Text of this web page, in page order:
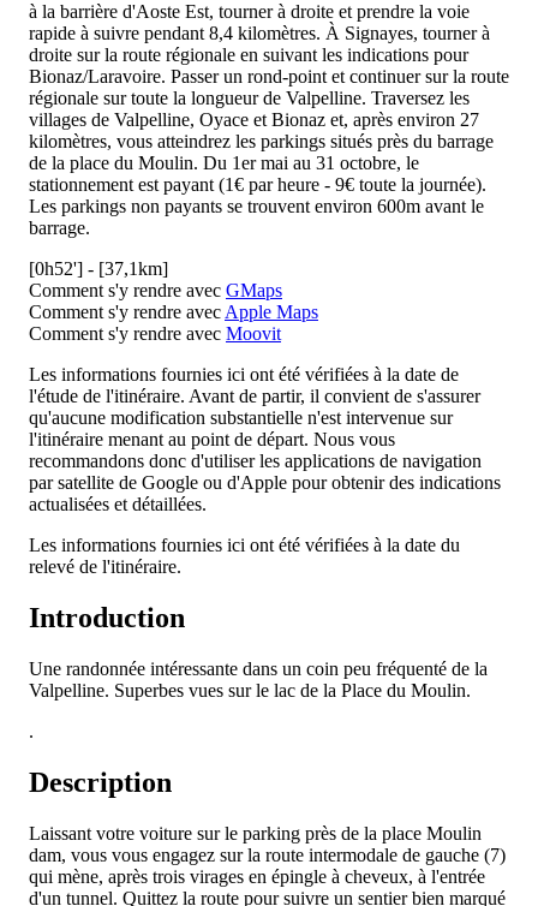
à la barrière d'Aoste Est, tourner à droite et prendre la voie
rapide à suivre pendant 8,4 kilomètres. À Signayes, tourner à
droite sur la route régionale en suivant les indications pour
Bionaz/Laravoire. Passer un rond-point et continuer sur la route
régionale sur toute la longueur de Valpelline. Traversez les
villages de Valpelline, Oyace et Bionaz et, après environ 27
kilomètres, vous atteindrez les parkings situés près du barrage
de la place du Moulin. Du 1er mai au 31 octobre, le
stationnement est payant (1€ par heure - 9€ toute la journée).
Les parkings non payants se trouvent environ 600m avant le
barrage.
[0h52'] - [37,1km]
Comment s'y rendre avec GMaps
Comment s'y rendre avec Apple Maps
Comment s'y rendre avec Moovit
Les informations fournies ici ont été vérifiées à la date de
l'étude de l'itinéraire. Avant de partir, il convient de s'assurer
qu'aucune modification substantielle n'est intervenue sur
l'itinéraire menant au point de départ. Nous vous
recommandons donc d'utiliser les applications de navigation
par satellite de Google ou d'Apple pour obtenir des indications
actualisées et détaillées.
Les informations fournies ici ont été vérifiées à la date du
relevé de l'itinéraire.
Introduction
Une randonnée intéressante dans un coin peu fréquenté de la
Valpelline. Superbes vues sur le lac de la Place du Moulin.
.
Description
Laissant votre voiture sur le parking près de la place Moulin
dam, vous vous engagez sur la route intermodale de gauche (7)
qui mène, après trois virages en épingle à cheveux, à l'entrée
d'un tunnel. Quittez la route pour suivre un sentier bien marqué